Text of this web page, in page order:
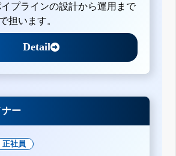
プラインの設計から運用まで
担います。
Detail
ー
正社員